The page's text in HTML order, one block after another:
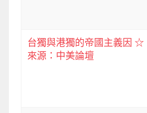
台獨與港獨的帝國主義因 ☆
來源：中美論壇